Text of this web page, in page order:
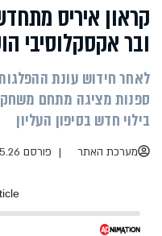
קראון איריס
ובר אקסקלוסיבי
ספנות מציגה מתחם
בילוי חדש בסיפון העליון
מערכת האתר פורסם 31.05.26 | 09:39